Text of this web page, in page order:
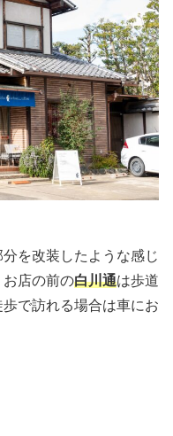
を改装したような感じ
店の前の白川通は歩道
で訪れる場合は車にお